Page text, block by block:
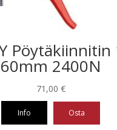
60mm 2400N
71,00 €
Info Osta